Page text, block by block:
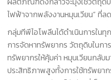
ไฟฟ้าจากพลังงานหมุนเวียน” ที่ล
กลุ่มทีพีไอโพลีนได้ดำเนินการใ
การจัดหาทรัพยากร วัตถุดิบในกา
ทรัพยากรให้คุ้มค่า หมุนเวียนกลับ
ประสิทธิภาพสูงทั้งการใช้ทรัพยา